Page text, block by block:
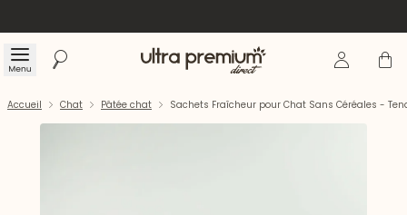
Menu Rechercher Accueil Se Panier
Accueil Chat Pâtée chat Sachets Fraîcheur pour Chat Sans Céréales -